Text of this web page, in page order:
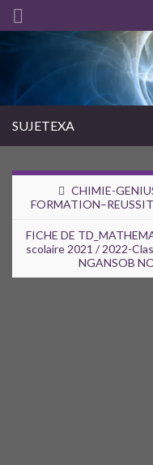
SUJETEXA
CHIMIE-
FICHE DE
scolaire 2021 / 2022-
NGANSOB